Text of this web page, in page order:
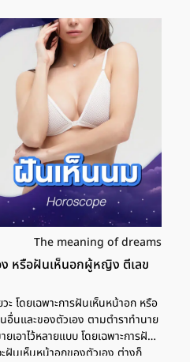
ล้ว หมายถึง การมีโชคลาภหรือลาภ
ะมีลาภเป็นพิเศษจากคนที่มีผิวสอง
ตเตอรี่ หรือสลากกินแบ่งรัฐบาล
ญ่ และอย่าลืมทำบุญเสริมดวงและ
ากๆ โอกาสได้โชคใหญ่อยู่ไม่ไกล
การฝันว่ามีกุมารมาเล่นด้วย มา
เพราะหมายถึงการเจอกับความ
งคนก็จะไม่สมหวังกับสิ่งที่หวังเอา
มาหลายทาง ทำให้เก็บเงินไม่อยู่ แต่
คือ คนโสดจะเจอกับคนที่มาขาย
กเป็นพิเศษ แต่หากใครมีคนรู้ใจหรือ
ามเส้า เพราะอาจจะเกิดปัญหาใหญ่
องไห้ นอกจากนี้ การฝันเห็นกุมาร
ที่ไม่ค่อยดี เพราะเป็นฝันบอก
ปัญหาที่ทำให้ไม่สบายใจ เช่น ปัญหา
เรื่องของความรัก เพราะมีเกณฑ์
The meaning of dreams
หรือฝันเห็นอกผู้หญิง ตีเลข
โดยเฉพาะการฝันเห็นหน้าอก หรือ
นและของตัวเอง ตามตำราทำนาย
เอาไว้หลายแบบ โดยเฉพาะการฝัน
ฝันเห็นหน้าอกของตัวเอง ต่างก็